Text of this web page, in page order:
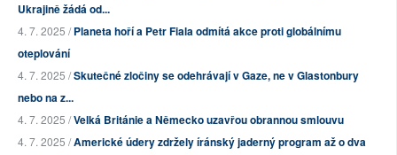
Ukrajině žádá od...
4. 7. 2025 /Planeta hoří a Petr Fiala odmítá akce proti globálnímu
oteplování
4. 7. 2025 /Skutečné zločiny se odehrávají v Gaze, ne v Glastonbury
nebo na z...
4. 7. 2025 /Velká Británie a Německo uzavřou obrannou smlouvu
4. 7. 2025 /Americké údery zdržely íránský jaderný program až o dva